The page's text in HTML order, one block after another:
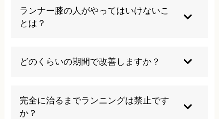
すが、根本原因を解決しなければ再発しやすく、
多くの場合は専門的な治療が必要です。
ランナー膝の人がやってはいけないこ
とは？
増加、硬い路面での練習、不適切なシューズでの
どのくらいの期間で改善しますか？
ければ軽度なら2-4週間、重度でも2-3ヶ月程度で
改善が期待できます。
完全に治るまでランニングは禁止です
か？